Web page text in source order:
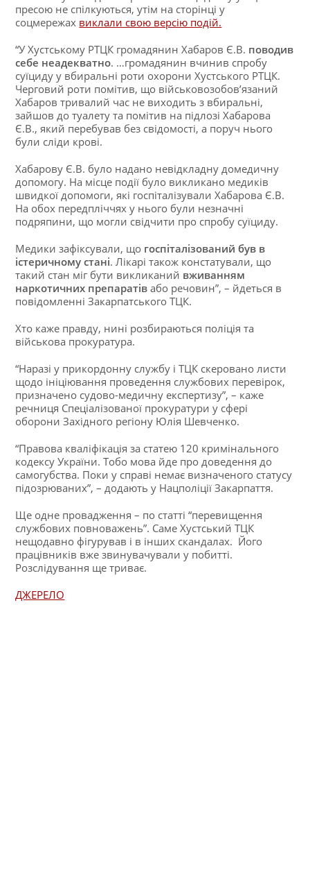
пресою не спілкуються, утім на сторінці у
соцмережах виклали свою версію подій.
“У Хустському РТЦК громадянин Хабаров Є.В. поводив
себе неадекватно. …громадянин вчинив спробу
суїциду у вбиральні роти охорони Хустського РТЦК.
Черговий роти помітив, що військовозобов’язаний
Хабаров тривалий час не виходить з вбиральні,
зайшов до туалету та помітив на підлозі Хабарова
Є.В., який перебував без свідомості, а поруч нього
були сліди крові.
Хабарову Є.В. було надано невідкладну домедичну
допомогу. На місце події було викликано медиків
швидкої допомоги, які госпіталізували Хабарова Є.В.
На обох передпліччях у нього були незначні
подряпини, що могли свідчити про спробу суїциду.
Медики зафіксували, що госпіталізований був в
істеричному стані. Лікарі також констатували, що
такий стан міг бути викликаний вживанням
наркотичних препаратів або речовин”, – йдеться в
повідомленні Закарпатського ТЦК.
Хто каже правду, нині розбираються поліція та
військова прокуратура.
“Наразі у прикордонну службу і ТЦК скеровано листи
щодо ініціювання проведення службових перевірок,
призначено судово-медичну експертизу”, – каже
речниця Спеціалізованої прокуратури у сфері
оборони Західного регіону Юлія Шевченко.
“Правова кваліфікація за статею 120 кримінального
кодексу України. Тобо мова йде про доведення до
самогубства. Поки у справі немає визначеного статусу
підозрюваних”, – додають у Нацполіції Закарпаття.
Ще одне провадження – по статті “перевищення
службових повноважень”. Саме Хустський ТЦК
нещодавно фігурував і в інших скандалах. Його
працівників вже звинувачували у побитті.
Розслідування ще триває.
ДЖЕРЕЛО